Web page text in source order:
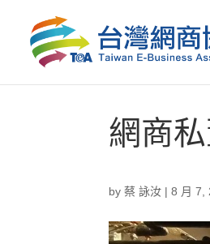
網商
by蔡 詠汝 |8 月 7,